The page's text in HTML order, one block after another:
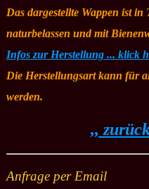
Das dargestellte Wappen ist in
naturbelassen und mit
Infos zur Herstellung ... klick
Die Herstellungsart kann für
werden.
,,
Anfrage per Email